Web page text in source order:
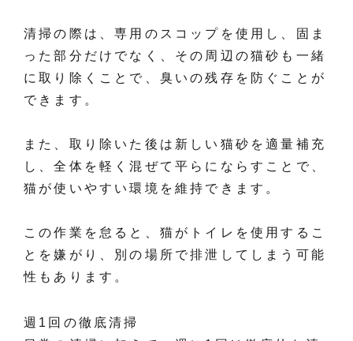
清掃の際は、専用のスコップを使用し、固ま
った部分だけでなく、その周辺の猫砂も一緒
に取り除くことで、臭いの残存を防ぐことが
できます。
また、取り除いた後は新しい猫砂を適量補充
し、全体を軽く混ぜて平らにならすことで、
猫が使いやすい環境を維持できます。
この作業を怠ると、猫がトイレを使用するこ
とを嫌がり、別の場所で排泄してしまう可能
性もあります。
週1回の徹底清掃